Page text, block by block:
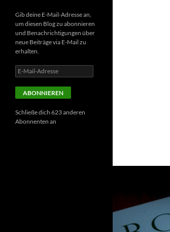
Gib deine E-Mail-Adresse an,
um diesen Blog zu abonnieren
und Benachrichtigungen über
neue Beiträge via E-Mail zu
erhalten.
E-
Mail-
Adresse
ABONNIEREN
Schließe dich 623 anderen
Abonnenten an